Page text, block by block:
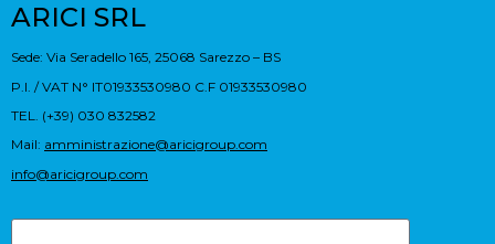
ARICI SRL
Sede: Via Seradello 165, 25068 Sarezzo – BS
P.I. / VAT N° IT01933530980 C.F 01933530980
TEL. (+39) 030 832582
Mail: amministrazione@aricigroup.com
info@aricigroup.com